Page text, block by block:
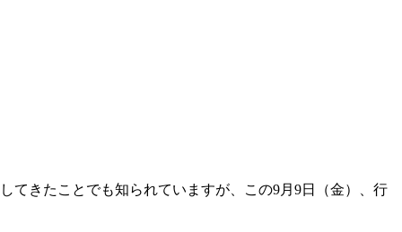
てきたことでも知られていますが、この9月9日（金）、行